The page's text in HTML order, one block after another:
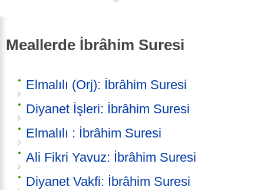
Meallerde İbrâhim Suresi
Elmalılı (Orj): İbrâhim Suresi
Diyanet İşleri: İbrâhim Suresi
Elmalılı : İbrâhim Suresi
Ali Fikri Yavuz: İbrâhim Suresi
Diyanet Vakfi: İbrâhim Suresi